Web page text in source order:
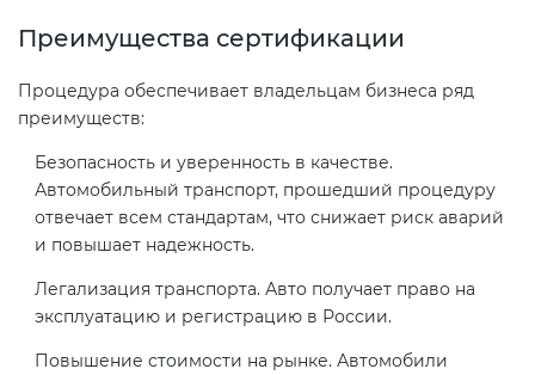
Преимущества сертификации
Процедура обеспечивает владельцам бизнеса ряд
преимуществ:
Безопасность и уверенность в качестве.
Автомобильный транспорт, прошедший процедуру
отвечает всем стандартам, что снижает риск аварий
и повышает надежность.
Легализация транспорта. Авто получает право на
эксплуатацию и регистрацию в России.
Повышение стоимости на рынке. Автомобили